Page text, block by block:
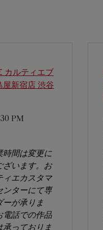
ルティエブ
屋新宿店 渋谷
PM
時間は変更に
ざいます。お
ィエカスタマ
ンターにて専
ーが承りま
電話での作品
承っておりま